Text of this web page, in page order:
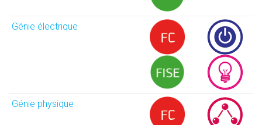
Génie électrique
Génie physique